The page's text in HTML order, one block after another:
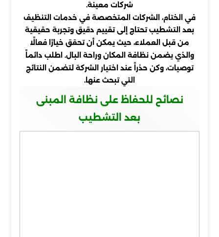
شركات معينة.
في الختام، الشركات المتخصصة في خدمات التنظيف
بعد التشطيب تحتاج إلى تقييم دقيق وتجربة حقيقية
من قبل العملاء، حيث يمكن أن تحقق خيارًا فعالًا
والذي يضمن نظافة المكان وراحة البال. اطلب دائماً
توصيات، وكن حذراً عند اختيار الشركة لتضمن النتائج
التي تبحث عنها.
نصائح للحفاظ على نظافة المبنى
بعد التشطيب